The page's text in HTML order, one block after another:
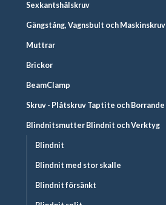
Sexkantshålskruv
Gängstång, Vagnsbult och Maskinskruv
Muttrar
Brickor
BeamClamp
Skruv - Plåtskruv Taptite och Borrande
Blindnitsmutter Blindnit och Verktyg
Blindnit
Blindnit med stor skalle
Blindnit försänkt